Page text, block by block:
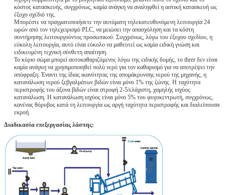
κόστος κατασκευής, συγχρόνως, καμία ανάγκη να αναληφθεί η αστική κατασκευή ως
έξοχο σχέδιό της.
Μπορέστε να πραγματοποιήσετε την αυτόματη τηλεκατευθυνόμενη λειτουργία 24
ωρών από τον τηλεχειρισμό PLC, να μειώσει την απασχόληση και τα κόστη
συντήρησης λειτουργούντος προσωπικού. Συγχρόνως, λόγω του έξοχου σχεδίου, η
εύκολη λειτουργία, αυτό είναι εύκολο να μαθευτεί ως καμία ειδική γνώση και
ειδικευμένη τεχνική σύνθετη απαίτηση.
Το κύριο σώμα μπορεί αυτοκαθαριζόμενος λόγω της ειδικής δομής, το threr δεν είναι
καμία ανάγκη να χρησιμοποιηθεί πολύ νερό για τον καθαρισμό για να αποτρέψει την
απόφραξη. Έναντι της ίδιας ικανότητας της απομάκρυνσης νερού της μηχανής, η
κατανάλωση νερού ξεβγαλμάτων βιδών είναι μόνο 1% της ζώνης. Η ταχύτητα
περιστροφής του άξονα βιδών είναι στροφή 2-5/ελάχιστη, χαμηλής ισχύος
κατανάλωση. Η κατανάλωση ισχύος είναι μόνο 5% του φυγοκεντρωτή, συγχρόνως,
κανένας θόρυβος κατά τη λειτουργία ως αργή ταχύτητα περιστροφής και διαλείπουσα
εκροή.
Διαδικασία επεξεργασίας λάσπης: